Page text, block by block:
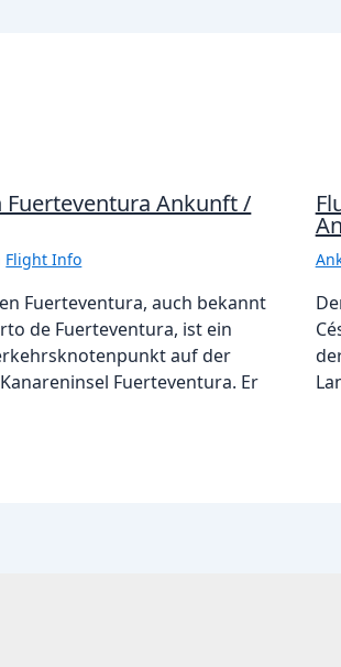
Fuerteventura Ankunft /
Flight Info
Fuerteventura, auch bekannt
de Fuerteventura, ist ein
auf der
Fuerteventura. Er